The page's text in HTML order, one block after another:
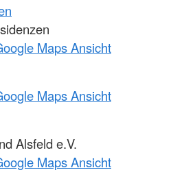
Maps Ansicht
Maps Ansicht
Alsfeld e.V.
Maps Ansicht